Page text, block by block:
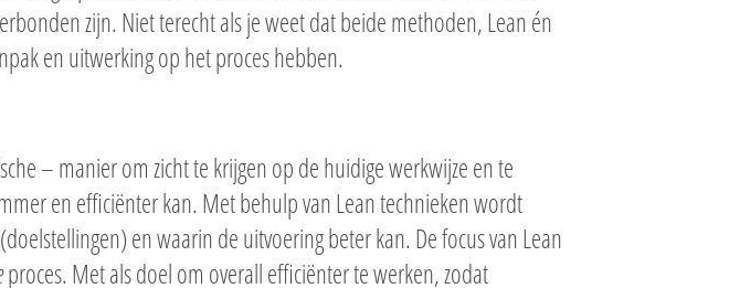
zijn. Niet terecht als je weet dat beide methoden, Lean én
en uitwerking op het proces hebben.
– manier om zicht te krijgen op de huidige werkwijze en te
en efficiënter kan. Met behulp van Lean technieken wordt
en waarin de uitvoering beter kan. De focus van Lean
proces. Met als doel om overall efficiënter te werken, zodat